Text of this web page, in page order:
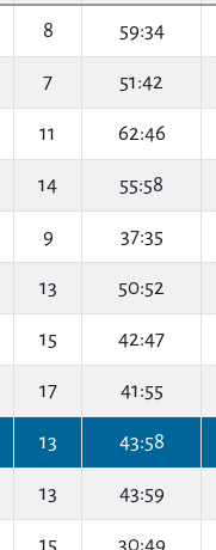
8 59:34
7 51:42
11 62:46
14 55:58
9 37:35
13 50:52
15 42:47
17 41:55
13 43:58
13 43:59
15 30:49